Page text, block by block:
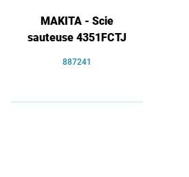
MAKITA - Scie
sauteuse 4351FCTJ
887241